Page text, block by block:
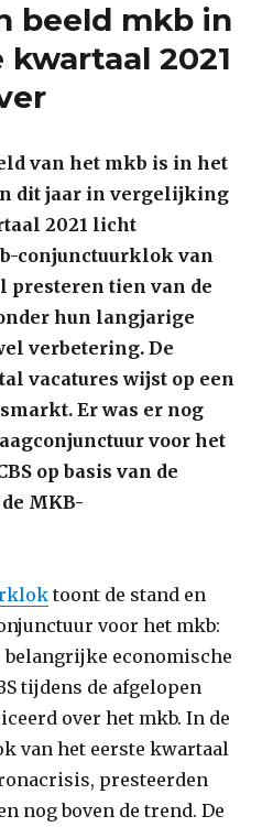
beeld mkb in
2021
van het mkb is in het
dit jaar in vergelijking
2021 licht
conjunctuurklok van
presteren tien van de
hun langjarige
verbetering. De
vacatures wijst op een
Erwas er nog
voor het
op basis van de
MKB-
toont de stand en
voor het mkb:
economische
tijdens de afgelopen
over het mkb. In de
van het eerste kwartaal
presteerden
nog boven de trend. De